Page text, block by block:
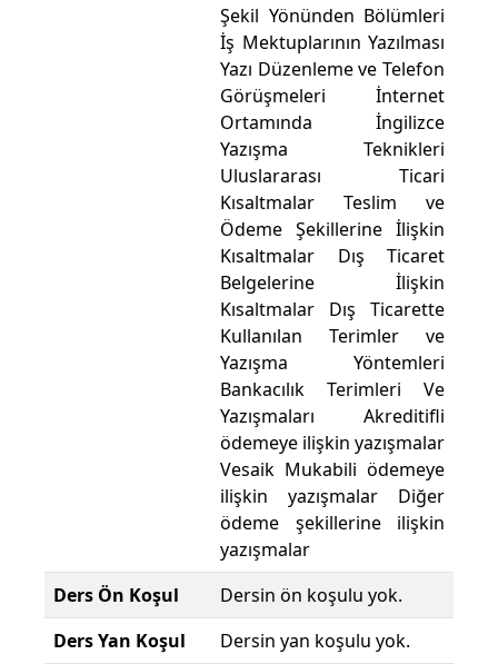
Şekil Yönünden Bölümleri
İş Mektuplarının Yazılması
Yazı Düzenleme ve Telefon
Görüşmeleri İnternet
Ortamında İngilizce
Yazışma Teknikleri
Uluslararası Ticari
Kısaltmalar Teslim ve
Ödeme Şekillerine İlişkin
Kısaltmalar Dış Ticaret
Belgelerine İlişkin
Kısaltmalar Dış Ticarette
Kullanılan Terimler ve
Yazışma Yöntemleri
Bankacılık Terimleri Ve
Yazışmaları Akreditifli
ödemeye ilişkin yazışmalar
Vesaik Mukabili ödemeye
ilişkin yazışmalar Diğer
ödeme şekillerine ilişkin
yazışmalar
Ders Ön Koşul
Dersin ön koşulu yok.
Ders Yan Koşul
Dersin yan koşulu yok.